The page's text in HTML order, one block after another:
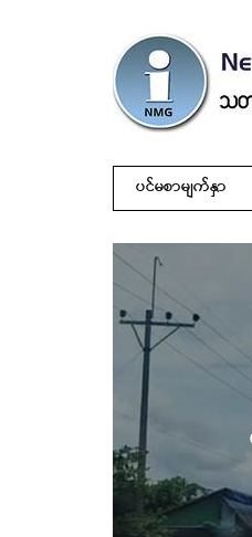
ပင်မစာမျက်နှာ